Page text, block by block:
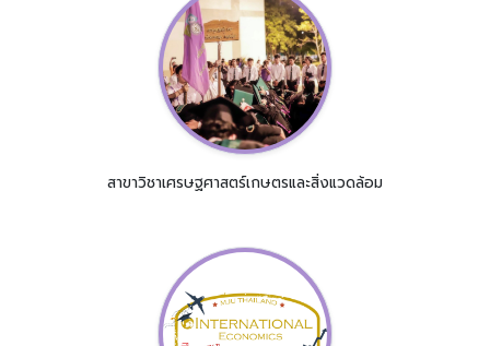
สาขาวิชาเศรษฐศาสตร์เกษตรและสิ่งแวดล้อม